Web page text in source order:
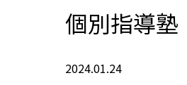
個別指導塾
2024.01.24